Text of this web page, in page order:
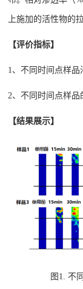
上施加的活性物的
【评价指标】
1、不同时间点样
2、不同时间点样品
【结果展示】
图 1. 不